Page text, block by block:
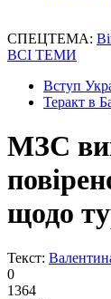
СПЕЦТЕМА:
ВСІ ТЕМИ
Вступ
Теракт в
МЗС
щодо
Текст:
0
1364